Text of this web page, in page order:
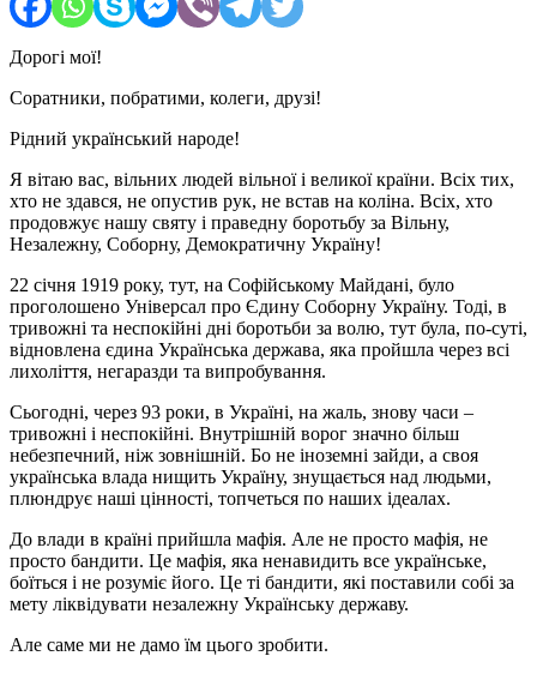
Дорогі мої!
Соратники, побратими, колеги, друзі!
Рідний український народе!
Я вітаю вас, вільних людей вільної і великої країни. Всіх тих,
хто не здався, не опустив рук, не встав на коліна. Всіх, хто
продовжує нашу святу і праведну боротьбу за Вільну,
Незалежну, Соборну, Демократичну Україну!
22 січня 1919 року, тут, на Софійському Майдані, було
проголошено Універсал про Єдину Соборну Україну. Тоді, в
тривожні та неспокійні дні боротьби за волю, тут була, по-суті,
відновлена єдина Українська держава, яка пройшла через всі
лихоліття, негаразди та випробування.
Сьогодні, через 93 роки, в Україні, на жаль, знову часи –
тривожні і неспокійні. Внутрішній ворог значно більш
небезпечний, ніж зовнішній. Бо не іноземні зайди, а своя
українська влада нищить Україну, знущається над людьми,
плюндрує наші цінності, топчеться по наших ідеалах.
До влади в країні прийшла мафія. Але не просто мафія, не
просто бандити. Це мафія, яка ненавидить все українське,
боїться і не розуміє його. Це ті бандити, які поставили собі за
мету ліквідувати незалежну Українську державу.
Але саме ми не дамо їм цього зробити.